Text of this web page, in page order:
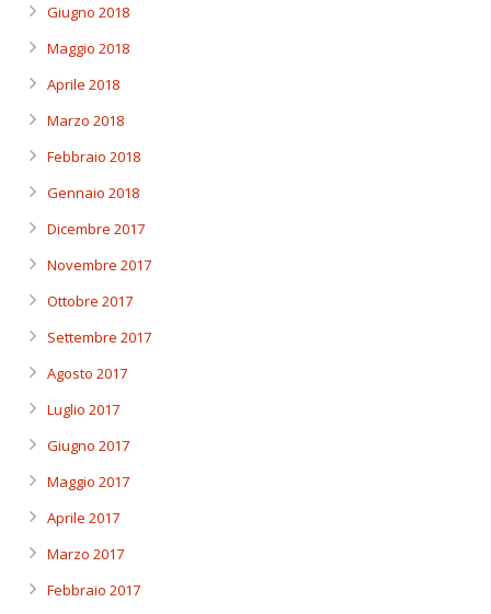
Giugno 2018
Maggio 2018
Aprile 2018
Marzo 2018
Febbraio 2018
Gennaio 2018
Dicembre 2017
Novembre 2017
Ottobre 2017
Settembre 2017
Agosto 2017
Luglio 2017
Giugno 2017
Maggio 2017
Aprile 2017
Marzo 2017
Febbraio 2017